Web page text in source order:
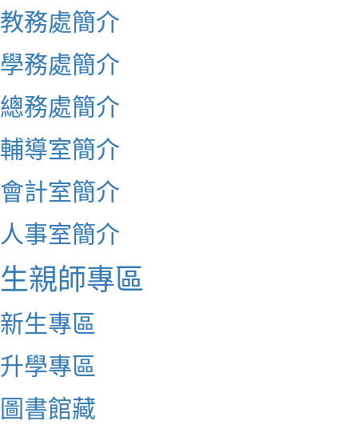
教務處簡介
學務處簡介
總務處簡介
輔導室簡介
會計室簡介
人事室簡介
生親師專區
新生專區
升學專區
圖書館藏